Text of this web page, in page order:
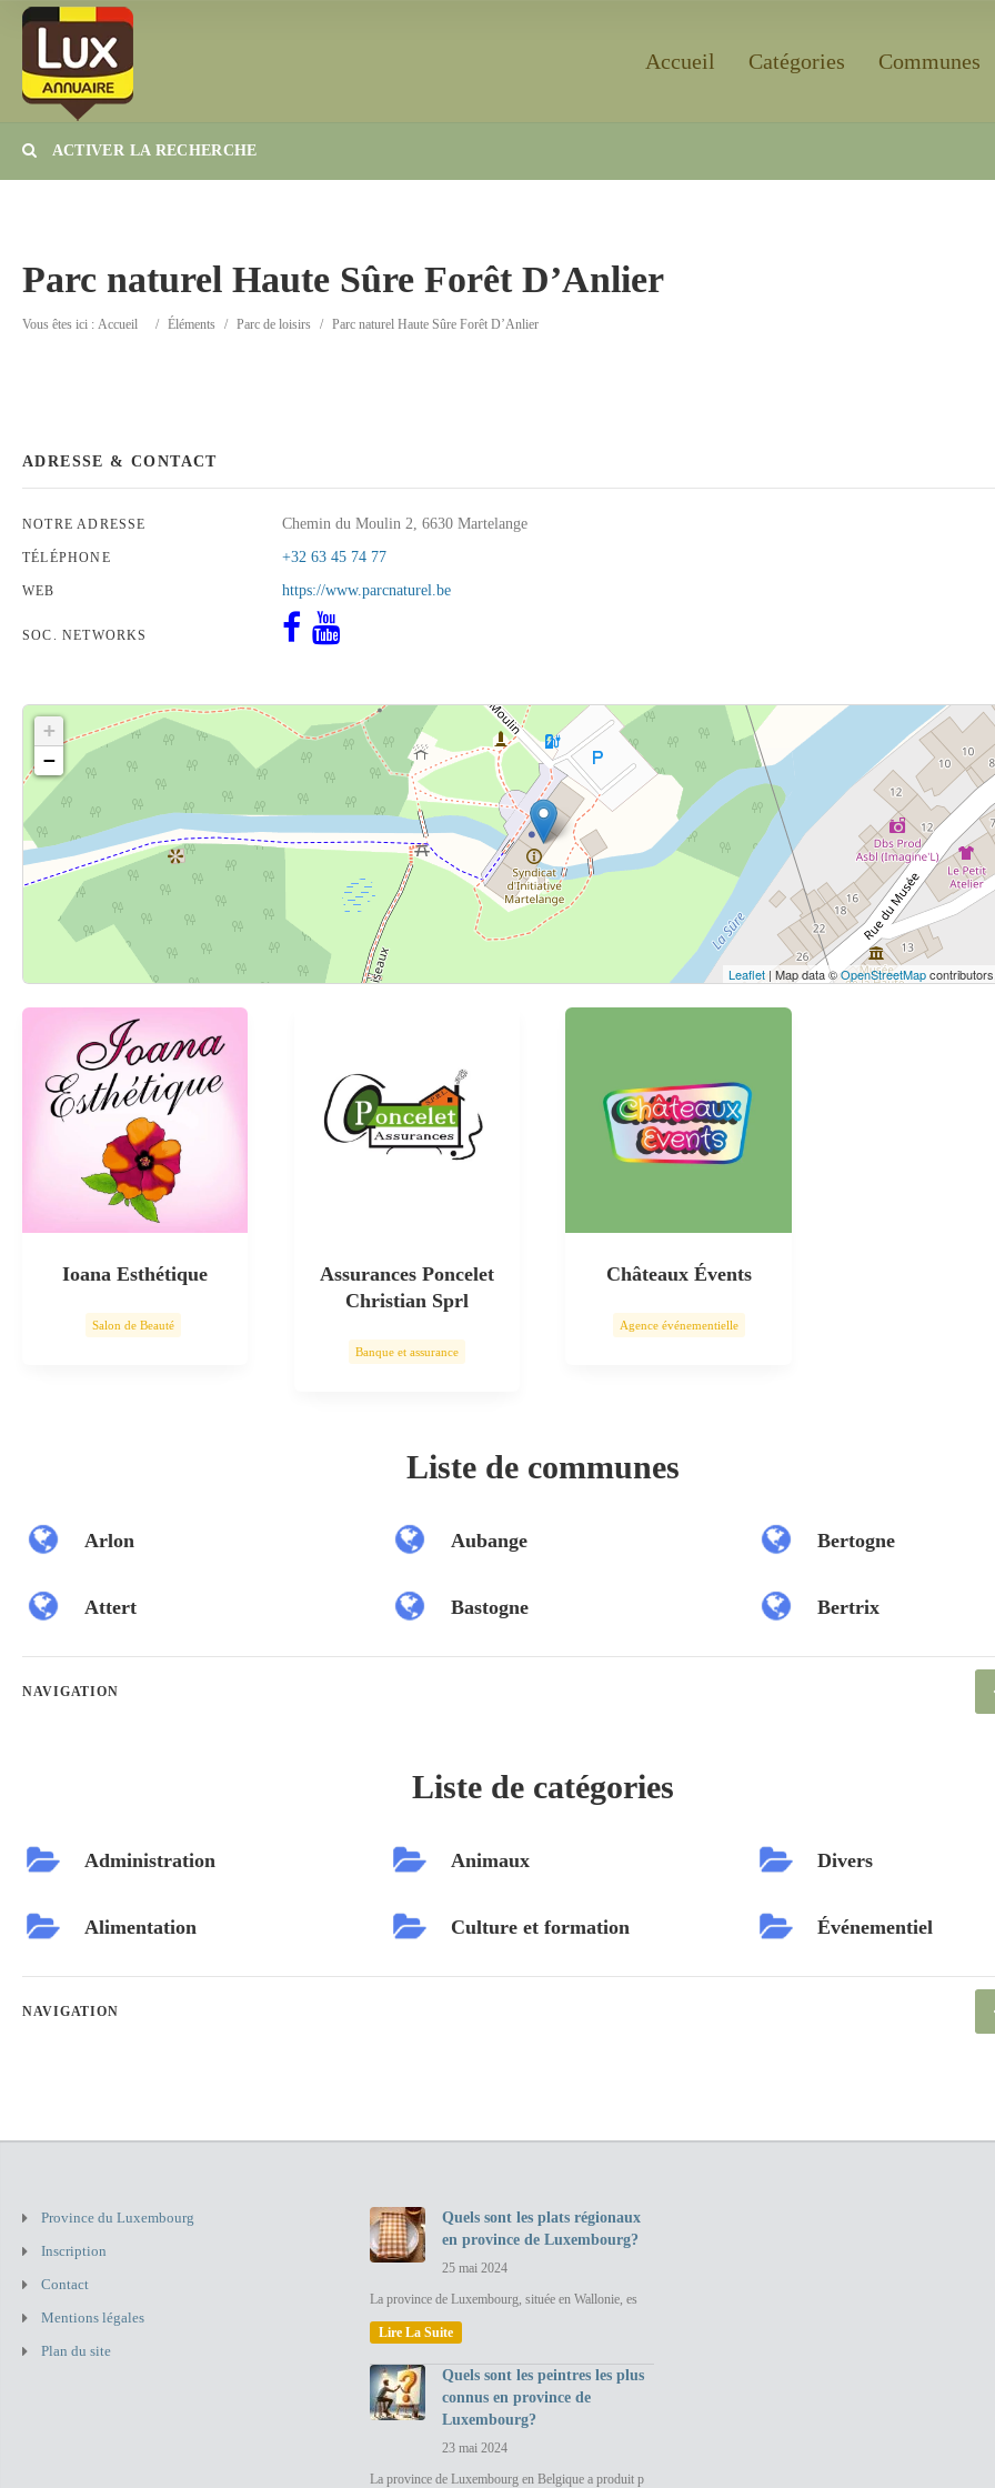
Accueil Catégories Communes
ACTIVER LA RECHERCHE
Catégorie Lieu
Parc naturel Haute Sûre Forêt D’Anlier
Vous êtes ici : Accueil / Éléments / Parc de loisirs / Parc naturel Haute Sûre Forêt D’Anlier
ADRESSE & CONTACT
NOTRE ADRESSE Chemin du Moulin 2, 6630 Martelange
TÉLÉPHONE +32 63 45 74 77
WEB https://www.parcnaturel.be
SOC. NETWORKS
Cliquez sur le bouton pour afficher la carte.
Voir la carte
+
−
Leaflet| Map data ©OpenStreetMapcontributors,
Ioana Esthétique
Salon de Beauté
Assurances Poncelet
Christian Sprl
Banque et assurance
Châteaux Évents
Agence événementielle
Liste de communes
Arlon
Attert
Aubange
Bastogne
Bertogne
Bertrix
NAVIGATION
Liste de catégories
Administration
Alimentation
Animaux
Culture et formation
Divers
Événementiel
NAVIGATION
Province du Luxembourg
Inscription
Contact
Mentions légales
Plan du site
Quels sont les plats régionaux
en province de Luxembourg?
25 mai 2024
La province de Luxembourg, située en Wallonie, es
Lire La Suite
Quels sont les peintres les plus
connus en province de
Luxembourg?
23 mai 2024
La province de Luxembourg en Belgique a produit p